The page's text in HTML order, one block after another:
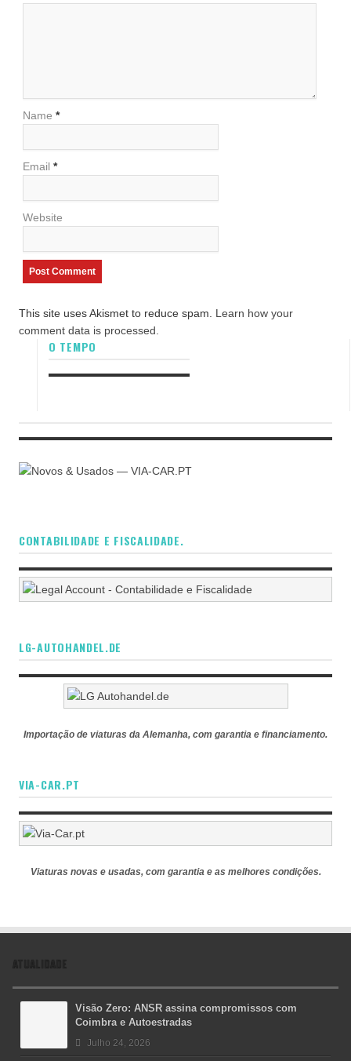
Name *
Email *
Website
This site uses Akismet to reduce spam. Learn how your
comment data is processed.
O TEMPO
CONTABILIDADE E FISCALIDADE.
LG-AUTOHANDEL.DE
Importação de viaturas da Alemanha, com garantia e financiamento.
VIA-CAR.PT
Viaturas novas e usadas, com garantia e as melhores condições.
ATUALIDADE
Visão Zero: ANSR assina compromissos com
Coimbra e Autoestradas
Julho 24, 2026